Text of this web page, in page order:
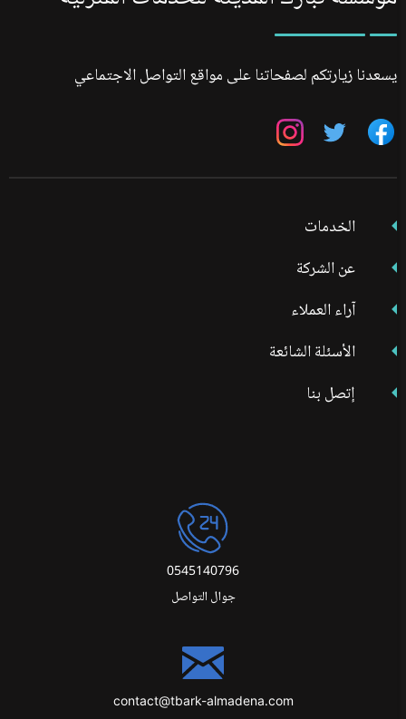
يسعدنا زيارتكم لصفحاتنا على مواقع التواصل الاجتماعي
تابعنا
فيسبوك
تابعنا
على
تويتر
تابعنا
انستجرام
الخدمات
عن الشركة
آراء العملاء
الأسئلة الشائعة
إتصل بنا
0545140796
جوال التواصل
contact@tbark-almadena.com